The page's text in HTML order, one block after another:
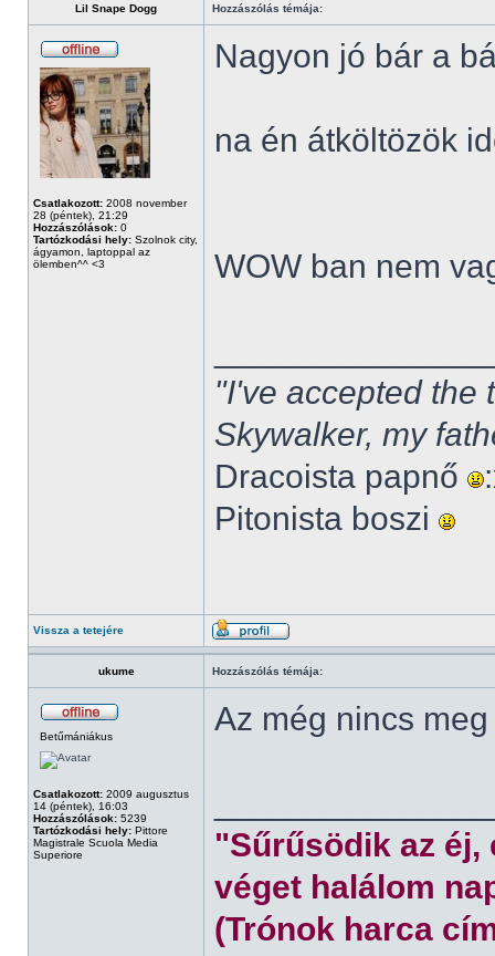
Lil Snape Dogg Hozzászólás témája:
Csatlakozott: 2008 november
28 (péntek), 21:29
Hozzászólások: 0
Tartózkodási hely: Szolnok city,
ágyamon, laptoppal az
ölemben^^ <3
Nagyon jó bár a
na én átköltözök
WOW ban nem
"I've accepted the
Skywalker, my
Dracoista papnő
Pitonista boszi
Vissza a tetejére
ukume Hozzászólás témája:
Betűmániákus
Csatlakozott: 2009 augusztus
14 (péntek), 16:03
Hozzászólások: 5239
Tartózkodási hely: Pittore
Magistrale Scuola Media
Superiore
Az még nincs
"Sűrűsödik az éj,
véget halálom
(Trónok harca